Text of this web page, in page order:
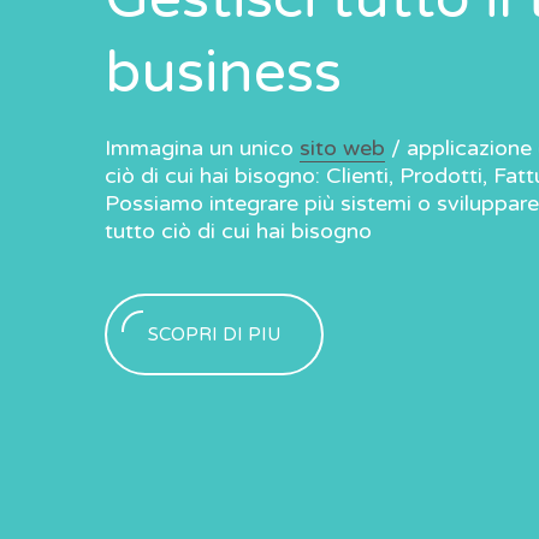
Siti
ai continui aggiornamenti dei nostri programmatori,
di offrirvi qualsiasi tipo di prodotto. Se potete
possiamo realizzarlo.
business
Immagina un unico sito web /
ciò di cui hai bisogno: Clienti, Prodotti,
Possiamo integrare più sistemi o
tutto ciò di cui hai bisogno
SCOPRI DI PIU
Dagli eCommerce
all'esperienza e ai
siamo in grado di
immaginarlo noi